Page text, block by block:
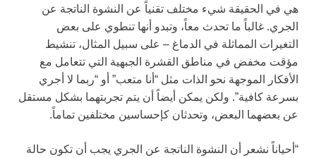
هي في الحقيقة شيء مختلف تقنياً عن النشوة الناتجة عن
الجري. غالباً ما تحدث معاً، وتبدو أنها تنطوي على بعض
التغيرات المماثلة في الدماغ – على سبيل المثال، تنشيط
مؤقت مخفض في مناطق القشرة الجبهية التي تتعامل مع
الأفكار الموجهة نحو الذات مثل “أنا متعب” أو “ربما لا أجري
بسرعة كافية”. ولكن يمكن أيضاً أن يتم تجربتهما بشكل مستقل
عن بعضهما البعض، وتحدثان كإحساسين مختلفين تماماً.
“أحياناً نشعر أن النشوة الناتجة عن الجري يجب أن تكون حالة